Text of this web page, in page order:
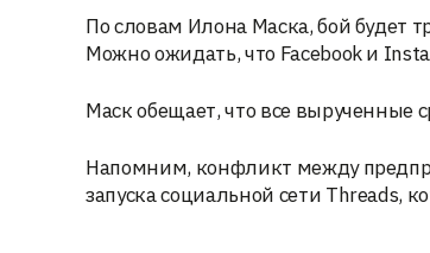
По словам Илона Маска, бой будет
Можно ожидать, что Facebook и
Маск обещает, что все вырученные
Напомним, конфликт между
запуска социальной сети Threads,